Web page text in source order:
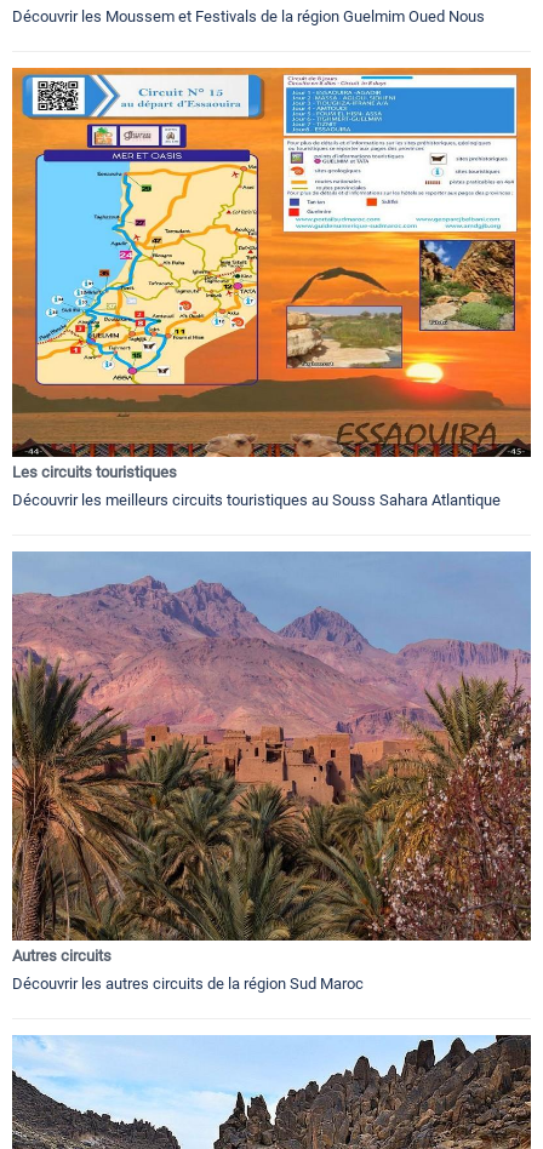
Découvrir les Moussem et Festivals de la région Guelmim Oued Nous
Les circuits touristiques
Découvrir les meilleurs circuits touristiques au Souss Sahara Atlantique
Autres circuits
Découvrir les autres circuits de la région Sud Maroc